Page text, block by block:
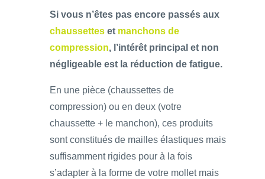
Si vous n’êtes pas encore passés aux
chaussettes et manchons de
compression, l’intérêt principal et non
négligeable est la réduction de fatigue.
En une pièce (chaussettes de
compression) ou en deux (votre
chaussette + le manchon), ces produits
sont constitués de mailles élastiques mais
suffisamment rigides pour à la fois
s’adapter à la forme de votre mollet mais